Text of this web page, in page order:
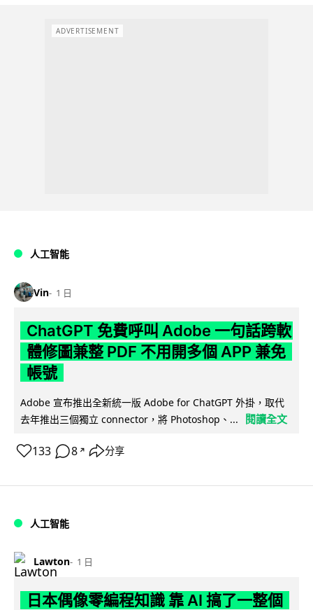
ADVERTISEMENT
人工智能
Vin 1 日
ChatGPT 免費呼叫 Adobe 一句話跨軟
體修圖兼整 PDF 不用開多個 APP 兼免
帳號
Adobe 宣布推出全新統一版 Adobe for ChatGPT 外掛，取代
去年推出三個獨立 connector，將 Photoshop、...
閱讀全文
133 8 ↗ 分享
人工智能
Lawton 1 日
日本偶像零編程知識 靠 AI 搞了一整個